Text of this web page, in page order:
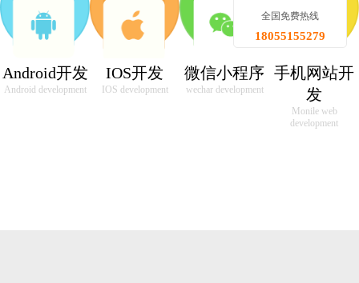
Android开发
Android development
IOS开发
IOS development
微信小程序
wechar development
手机网站开
发
Monile web
development
全国免费热线
18055155279